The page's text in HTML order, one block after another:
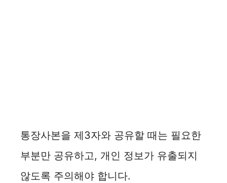
통장사본을 제3자와 공유할 때는 필요한
부분만 공유하고, 개인 정보가 유출되지
않도록 주의해야 합니다.